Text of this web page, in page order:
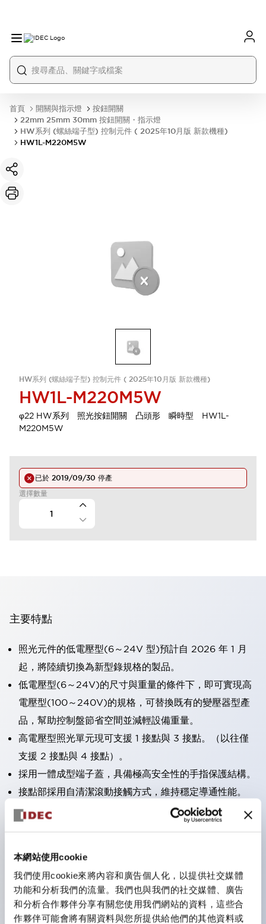
本網站使用cookie
我們使用cookie來將內容和廣告個人化，以提供社交媒體
功能和分析我們的流量。我們也與我們的社交媒體、廣告
和分析合作夥伴分享有關您使用我們網站的資料，這些合
作夥伴可能會將有關資料與您所提供給他們的其他資料或
首頁 開關與指示燈
按鈕開關
22mm 25mm 30mm 按鈕開關・指示燈
HW系列 (螺絲端子型) 控制元件 ( 2025年10月版 新款機種)
HW1L-M220M5W
HW系列 (螺絲端子型) 控制元件 ( 2025年10月版 新款機種)
HW1L-M220M5W
φ22 HW系列 照光按鈕開關 凸頭形 瞬時型 HW1L-
M220M5W
已於 2019/09/30 停產
選擇數量
主要特點
照光元件的低電壓型(6～24V 型)預計自 2026 年 1 月
起，將陸續切換為新型錄規格的製品。
低電壓型(6～24V)的尺寸與重量的條件下，即可實現高
電壓型(100～240V)的規格，可替換既有的變壓器型產
品，幫助控制盤節省空間並減輕設備重量。
高電壓型照光單元現可支援 1 接點與 3 接點。（以往僅
支援 2 接點與 4 接點）。
採用一體成型端子蓋，具備極高安全性的手指保護結構。
接點部採用自清潔滾動接觸方式，維持穩定導通性能。
防護結構可防止水或油從面板前方滲入：IP65（僅雙按
三種功能集結於一顆開關。
完整支援全球各地需求的多種電壓規格。
一顆 LED 燈泡即可呈現六種顏色（LSRD 燈泡）。以往
需分色管理的 LED 燈泡，如今可用單一顆燈泡呈現多種